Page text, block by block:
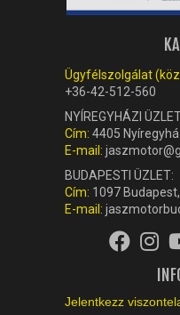
Ügyfélszolgálat
+36-42-512-560
NYÍREGYHÁZI
Cím: 4405
E-mail:
BUDAPESTI ÜZLET:
Cím: 1097 Budapest,
E-mail:
Jelentkezz